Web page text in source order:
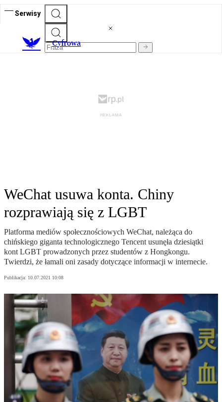
Serwisy
Cyfrowa
WeChat usuwa konta. Chiny
rozprawiają się z LGBT
Platforma mediów społecznościowych WeChat, należąca do
chińskiego giganta technologicznego Tencent usunęła dziesiątki
kont LGBT prowadzonych przez studentów z Hongkongu.
Twierdzi, że łamali oni zasady dotyczące informacji w internecie.
Publikacja: 10.07.2021 10:08